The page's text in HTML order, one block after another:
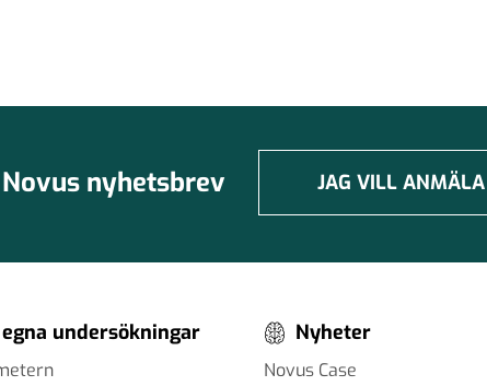
Novus nyhetsbrev JAG VILL
undersökningar Nyheter
Novus Case